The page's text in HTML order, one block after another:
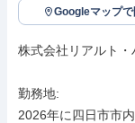
Googleマップで
株式会社リアルト
勤務地:
2026年に四日市市